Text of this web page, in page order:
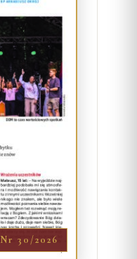
Nr 30/2026